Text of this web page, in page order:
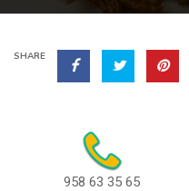
SHARE
958 63 35 65